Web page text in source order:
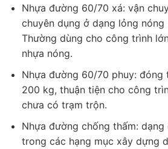
Nhựa đường 60/70 xá: vận
chuyên dụng ở dạng lỏng nóng
Thường dùng cho công trình
nhựa nóng.
Nhựa đường 60/70 phuy: đóng
200 kg, thuận tiện cho công
chưa có trạm trộn.
Nhựa đường chống thấm:
trong các hạng mục xây dựng